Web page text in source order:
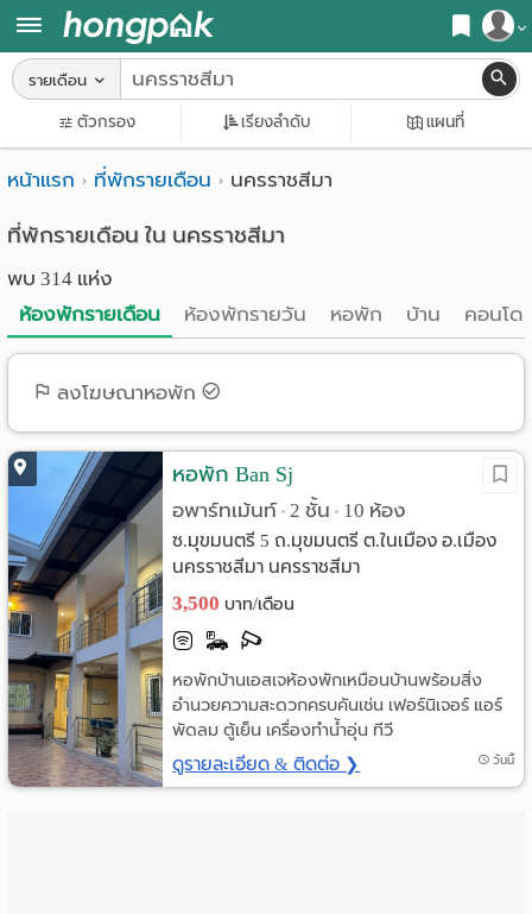
เข้าสู่ระบบ
หน้า
ค้นหา
หอพัก ใกล้ฉัน
ค้นจากสถานีรถไฟฟ้า
ค้นตามจังหวัด
ค้นจากสถานศึกษา
ค้นจากแผนที่
ค้นแบบละเอียด
อ
พาร์
ท
ห้อง
ราย
เดือน
ห้อง
พัก
ราย
รายเดือน
ตัวกรอง เรียงลำดับ แผนที่
หน้าแรก ที่พักรายเดือน นครราชสีมา
ที่พักรายเดือน ใน นครราชสีมา
พบ 314 แห่ง
ห้องพักรายเดือน
ห้องพักรายวัน หอพัก บ้าน คอนโด
ลงโฆษณาหอพัก
หอพัก Ban Sj
อพาร์ทเม้นท์ • 2 ชั้น • 10 ห้อง
ซ.มุขมนตรี 5 ถ.มุขมนตรี ต.ในเมือง อ.เมือง
นครราชสีมา นครราชสีมา
3,500 บาท/เดือน
หอพักบ้านเอสเจห้องพักเหมือนบ้านพร้อมสิ่ง
อำนวยความสะดวกครบคันเช่น เฟอร์นิเจอร์ แอร์
พัดลม ตู้เย็น เครื่องทำน้ำอุ่น ทีวี
ดูรายละเอียด & ติดต่อ ❯ วันนี้